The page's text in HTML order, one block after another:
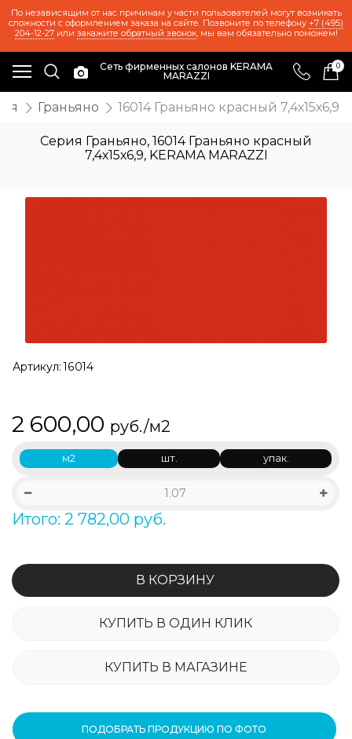
По независящим от нас причинам у части пользователей могут возникать
сложности с оформлением заказа на сайте. Позвоните по телефону +7 (495)
204-12-27или закажите обратный звонок, мы вам обязательно поможем!
Сеть фирменных салонов KERAMA
MARAZZI
0
Граньяно 16014 Граньяно красный 7,4х15х6,9
Серия Граньяно, 16014 Граньяно красный
7,4х15х6,9, KERAMA MARAZZI
Артикул: 16014
2 600,00 руб./м2
м2 шт. упак.
Итого: 2 782,00 руб.
В КОРЗИНУ
КУПИТЬ В ОДИН КЛИК
КУПИТЬ В МАГАЗИНЕ
ПОДОБРАТЬ ПРОДУКЦИЮ ПО ФОТО